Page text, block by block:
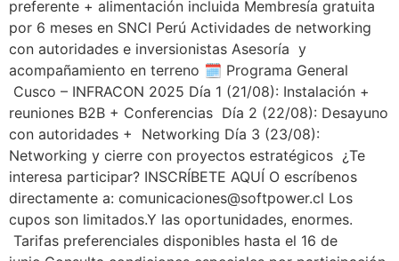
preferente + alimentación incluida Membresía gratuita
por 6 meses en SNCI Perú Actividades de networking
con autoridades e inversionistas Asesoría y
acompañamiento en terreno 🗓️ Programa General
Cusco – INFRACON 2025 Día 1 (21/08): Instalación +
reuniones B2B + Conferencias Día 2 (22/08): Desayuno
con autoridades + Networking Día 3 (23/08):
Networking y cierre con proyectos estratégicos ¿Te
interesa participar? INSCRÍBETE AQUÍ O escríbenos
directamente a: comunicaciones@softpower.cl Los
cupos son limitados.Y las oportunidades, enormes.
Tarifas preferenciales disponibles hasta el 16 de